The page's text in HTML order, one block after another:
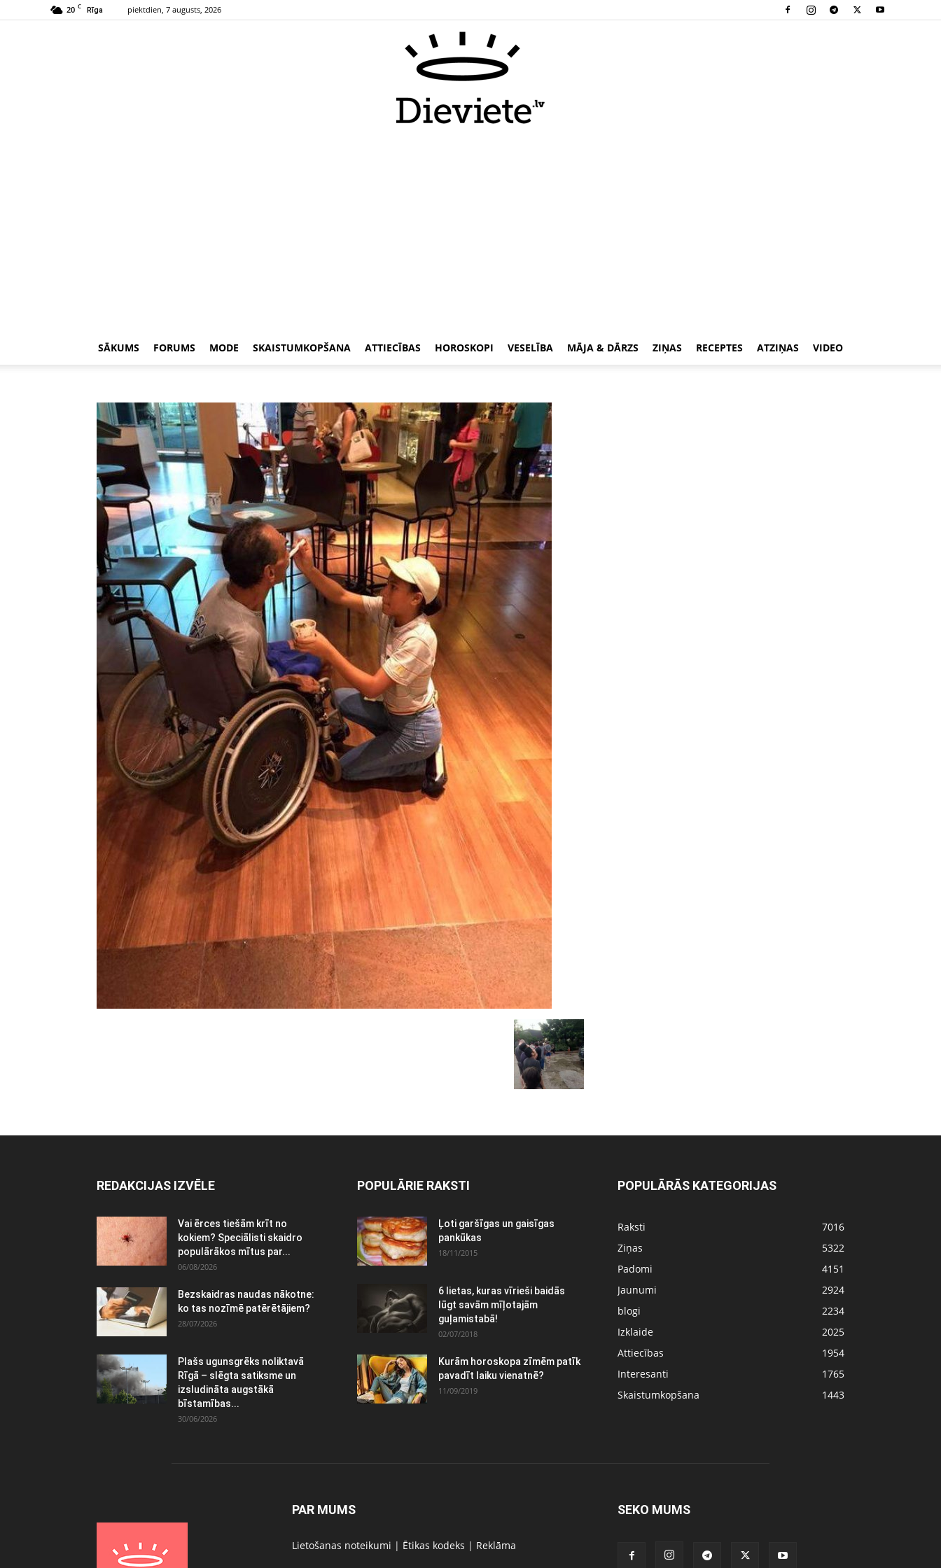
20 C Rīga piektdien, 7 augusts, 2026
SĀKUMS FORUMS MODE SKAISTUMKOPŠANA ATTIECĪBAS HOROSKOPI VESELĪBA MĀJA & DĀRZS ZIŅAS RECEPTES ATZIŅAS VIDEO
REDAKCIJAS IZVĒLE
Vai ērces tiešām krīt no
kokiem? Speciālisti skaidro
populārākos mītus par...
06/08/2026
Bezskaidras naudas nākotne:
ko tas nozīmē patērētājiem?
28/07/2026
Plašs ugunsgrēks noliktavā
Rīgā – slēgta satiksme un
izsludināta augstākā
bīstamības...
30/06/2026
POPULĀRIE RAKSTI
Ļoti garšīgas un gaisīgas
pankūkas
18/11/2015
6 lietas, kuras vīrieši baidās
lūgt savām mīļotajām
guļamistabā!
02/07/2018
Kurām horoskopa zīmēm patīk
pavadīt laiku vienatnē?
11/09/2019
POPULĀRĀS KATEGORIJAS
Raksti
7016
Ziņas
5322
Padomi
4151
Jaunumi
2924
blogi
2234
Izklaide
2025
Attiecības
1954
Interesanti
1765
Skaistumkopšana
1443
PAR MUMS
Lietošanas noteikumi | Ētikas kodeks | Reklāma
SEKO MUMS